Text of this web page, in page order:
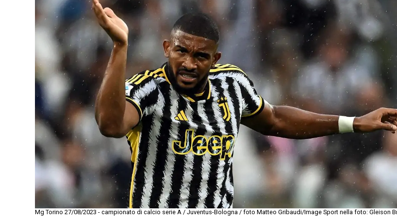
Mg Torino 27/08/2023 - campionato di calcio serie A / Juventus-Bologna / foto Matteo Gribaudi/Image Sport nella foto: Gleison